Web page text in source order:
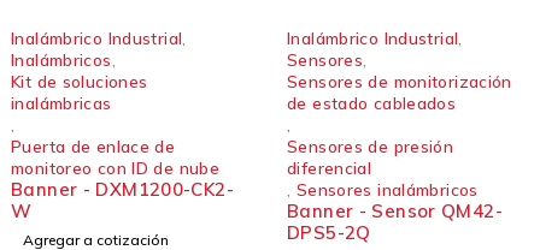
Inalámbrico Industrial
Inalámbricos
Kit de soluciones
inalámbricas
Puerta de enlace de
monitoreo con ID de nube
Banner - DXM1200-CK2-
W
Agregar a cotización
Inalámbrico Industrial
Sensores
Sensores de monitorización
de estado cableados
Sensores de presión
diferencial
Sensores inalámbricos
Banner - Sensor QM42-
DPS5-2Q